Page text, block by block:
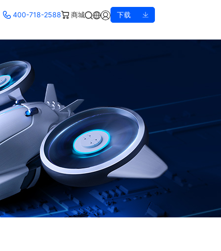
400-718-2588 商城 下载